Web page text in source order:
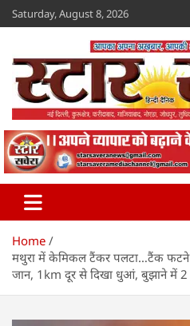
Skip
to
Saturday, August 8, 2026
Star Savera
www.starsavera.com
Home
मथुरा में केमिकल टैंकर पलटा…टैंक फटने
जान, 1km दूर से दिखा धुआं, बुझाने में